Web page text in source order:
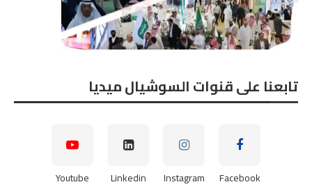
تابعنا على قنوات السوشيال ميديا
Facebook
Instagram
Linkedin
Youtube